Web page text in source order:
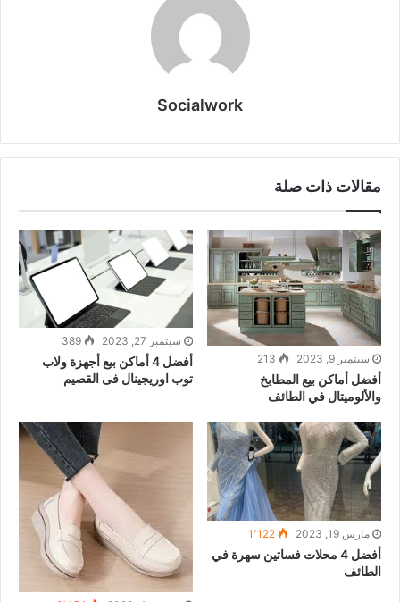
Socialwork
مقالات ذات صلة
سبتمبر 9, 2023 213
أفضل أماكن بيع المطابخ
والألوميتال في الطائف
سبتمبر 27, 2023 389
أفضل 4 أماكن بيع أجهزة ولاب
توب اوريجينال فى القصيم
مارس 19, 2023 1٬122
أفضل 4 محلات فساتين سهرة في
الطائف